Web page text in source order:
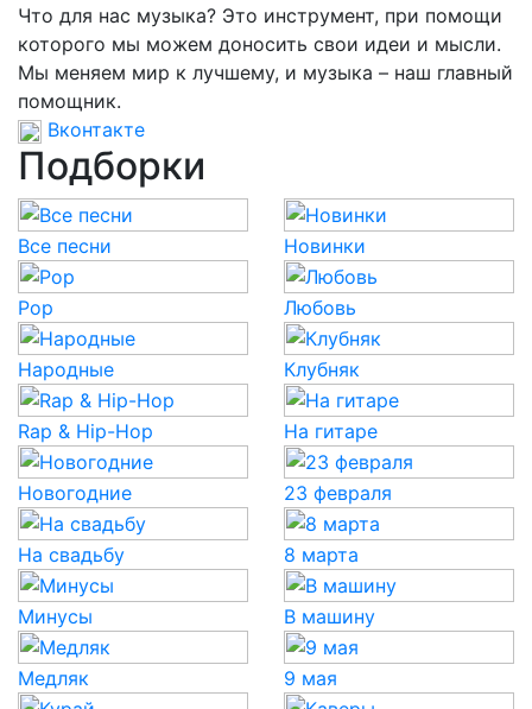
Что для нас музыка? Это инструмент, при помощи
которого мы можем доносить свои идеи и мысли.
Мы меняем мир к лучшему, и музыка – наш главный
помощник.
Вконтакте
Подборки
Все песни Новинки
Pop Любовь
Народные Клубняк
Rap & Hip-Hop На гитаре
Новогодние 23 февраля
На свадьбу 8 марта
Минусы В машину
Медляк 9 мая